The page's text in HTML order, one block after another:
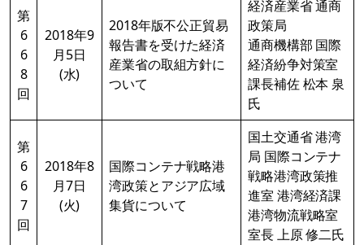
第
6
6
8
回
2018年9
月5日
(水)
2018年版不公正貿易
報告書を受けた経済
産業省の取組方針に
ついて
経済産業省 通商
政策局
通商機構部 国際
経済紛争対策室
課長補佐 松本 泉
氏
第
6
6
7
回
2018年8
月7日
(火)
国際コンテナ戦略港
湾政策とアジア広域
集貨について
国土交通省 港湾
局 国際コンテナ
戦略港湾政策推
進室 港湾経済課
港湾物流戦略室
室長 上原 修二氏